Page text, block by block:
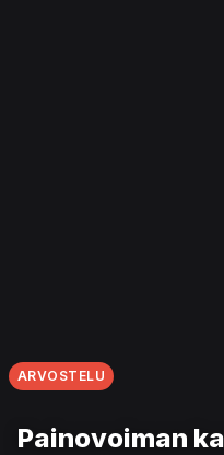
ARVOSTELU
Painovoiman